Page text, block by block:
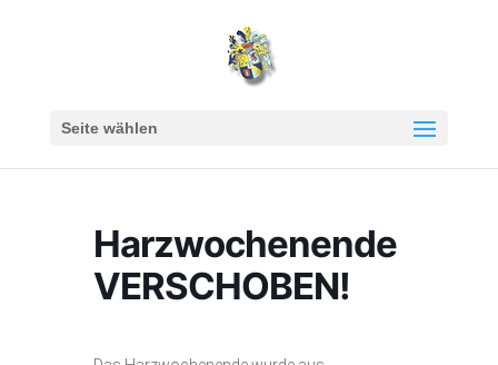
Seite wählen
Harzwochenende
VERSCHOBEN!